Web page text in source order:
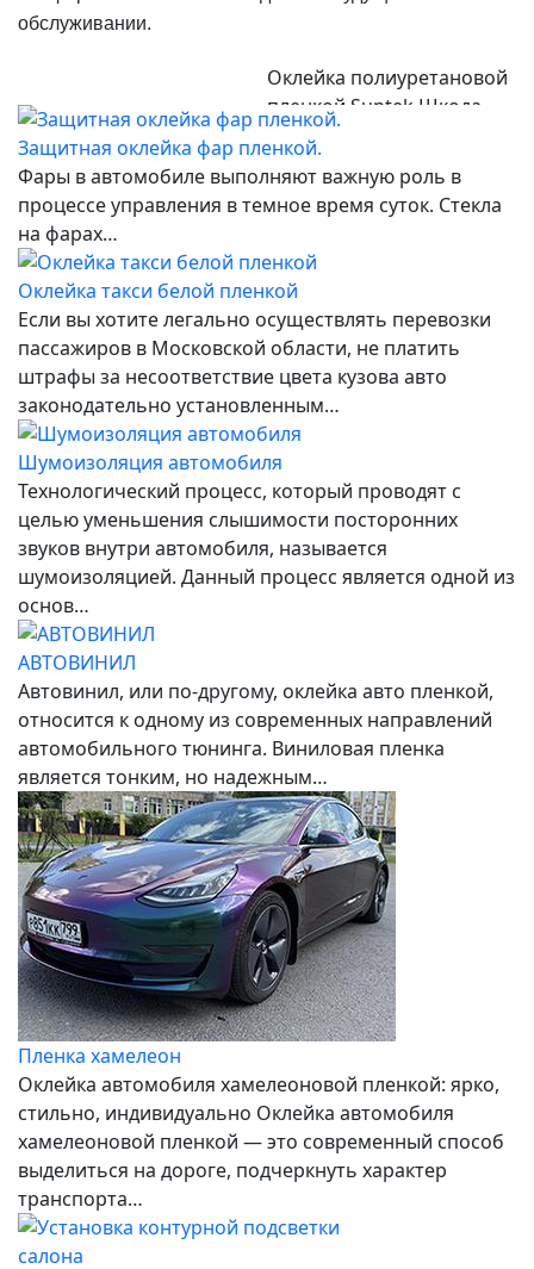
обслуживании.
Оклейка полиуретановой
пленкой Suntek Шкода
карок
Защитная оклейка фар пленкой.
Фары в автомобиле выполняют важную роль в
процессе управления в темное время суток. Стекла
на фарах…
Оклейка такси белой пленкой
Если вы хотите легально осуществлять перевозки
пассажиров в Московской области, не платить
штрафы за несоответствие цвета кузова авто
законодательно установленным…
Шумоизоляция автомобиля
Технологический процесс, который проводят с
целью уменьшения слышимости посторонних
звуков внутри автомобиля, называется
шумоизоляцией. Данный процесс является одной из
основ…
АВТОВИНИЛ
Автовинил, или по-другому, оклейка авто пленкой,
относится к одному из современных направлений
автомобильного тюнинга. Виниловая пленка
является тонким, но надежным…
Пленка хамелеон
Оклейка автомобиля хамелеоновой пленкой: ярко,
стильно, индивидуально Оклейка автомобиля
хамелеоновой пленкой — это современный способ
выделиться на дороге, подчеркнуть характер
транспорта…